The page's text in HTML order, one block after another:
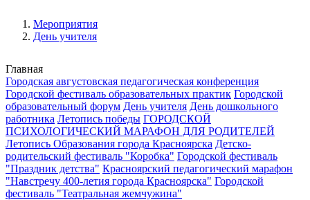
Мероприятия
День учителя
Главная
Городская августовская педагогическая конференция
Городской фестиваль образовательных практик Городской
образовательный форум День учителя День дошкольного
работника Летопись победы ГОРОДСКОЙ
ПСИХОЛОГИЧЕСКИЙ МАРАФОН ДЛЯ РОДИТЕЛЕЙ
Летопись Образования города Красноярска Детско-
родительский фестиваль "Коробка" Городской фестиваль
"Праздник детства" Красноярский педагогический марафон
"Навстречу 400-летия города Красноярска" Городской
фестиваль "Театральная жемчужина"